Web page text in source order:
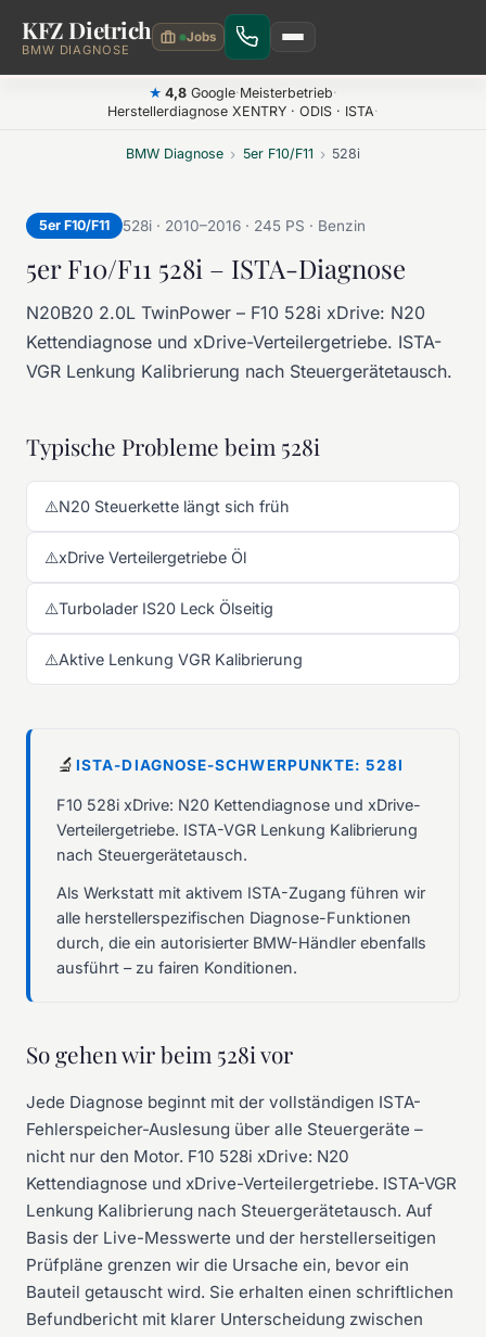
Zum Hauptinhalt springen
KFZ Dietrich
BMW DIAGNOSE
★ 4,8Google·Meisterbetrieb·
Herstellerdiagnose XENTRY · ODIS · ISTA·
BMW Diagnose › 5er F10/F11 › 528i
5er F10/F11 528i · 2010–2016 · 245 PS · Benzin
5er F10/F11 528i – ISTA-Diagnose
N20B20 2.0L TwinPower – F10 528i xDrive: N20
Kettendiagnose und xDrive-Verteilergetriebe. ISTA-
VGR Lenkung Kalibrierung nach Steuergerätetausch.
Typische Probleme beim 528i
⚠️N20 Steuerkette längt sich früh
⚠️xDrive Verteilergetriebe Öl
⚠️Turbolader IS20 Leck Ölseitig
⚠️Aktive Lenkung VGR Kalibrierung
🔬 ISTA-DIAGNOSE-SCHWERPUNKTE: 528I
F10 528i xDrive: N20 Kettendiagnose und xDrive-
Verteilergetriebe. ISTA-VGR Lenkung Kalibrierung
nach Steuergerätetausch.
Als Werkstatt mit aktivem ISTA-Zugang führen wir
alle herstellerspezifischen Diagnose-Funktionen
durch, die ein autorisierter BMW-Händler ebenfalls
ausführt – zu fairen Konditionen.
So gehen wir beim 528i vor
Jede Diagnose beginnt mit der vollständigen ISTA-
Fehlerspeicher-Auslesung über alle Steuergeräte –
nicht nur den Motor. F10 528i xDrive: N20
Kettendiagnose und xDrive-Verteilergetriebe. ISTA-VGR
Lenkung Kalibrierung nach Steuergerätetausch. Auf
Basis der Live-Messwerte und der herstellerseitigen
Prüfpläne grenzen wir die Ursache ein, bevor ein
Bauteil getauscht wird. Sie erhalten einen schriftlichen
Befundbericht mit klarer Unterscheidung zwischen